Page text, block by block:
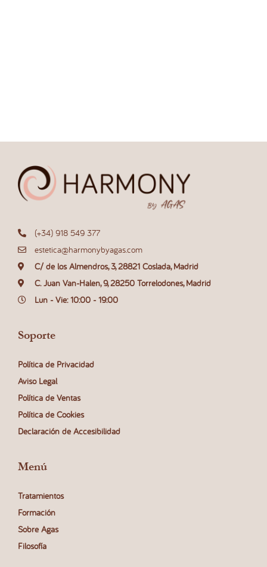
(+34) 918 549 377
estetica@harmonybyagas.com
C/ de los Almendros, 3, 28821 Coslada, Madrid
C. Juan Van-Halen, 9, 28250 Torrelodones, Madrid
Lun - Vie: 10:00 - 19:00
Soporte
Política de Privacidad
Aviso Legal
Política de Ventas
Política de Cookies
Declaración de Accesibilidad
Menú
Tratamientos
Formación
Sobre Agas
Filosofía